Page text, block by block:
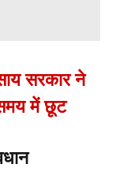
सरकार ने
समय में छूट